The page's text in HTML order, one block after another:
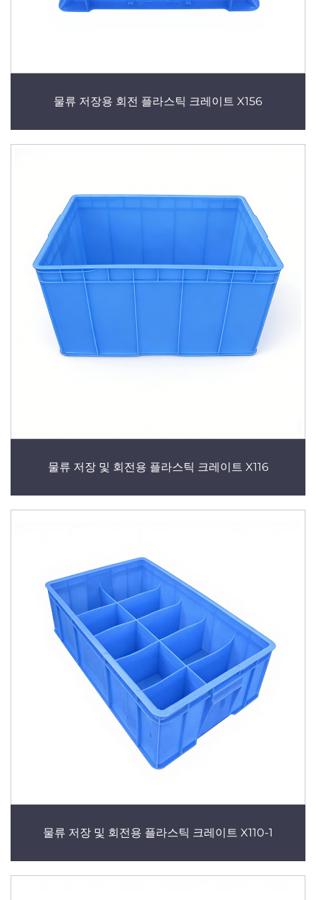
물류 저장용 회전 플라스틱 크레이트 X156
물류 저장 및 회전용 플라스틱 크레이트 X116
물류 저장 및 회전용 플라스틱 크레이트 X110-1